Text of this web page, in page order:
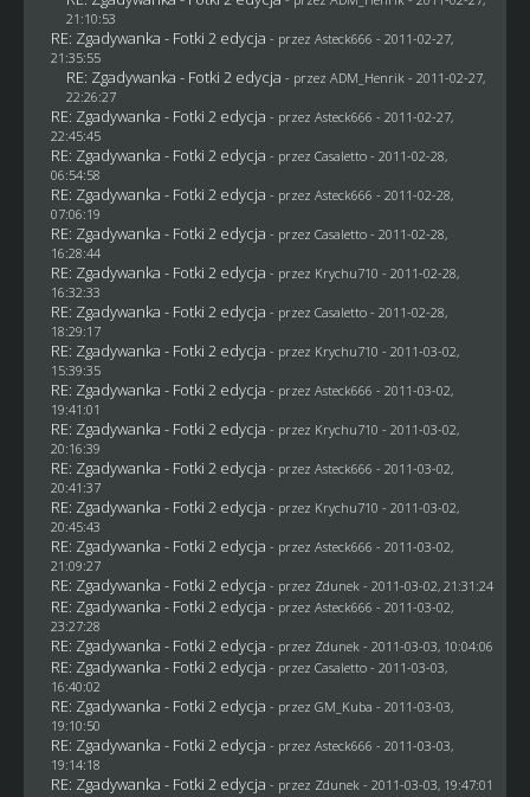
21:10:53
RE: Zgadywanka - Fotki 2 edycja - przez Asteck666 - 2011-02-27,
21:35:55
RE: Zgadywanka - Fotki 2 edycja - przez ADM_Henrik - 2011-02-27,
22:26:27
RE: Zgadywanka - Fotki 2 edycja - przez Asteck666 - 2011-02-27,
22:45:45
RE: Zgadywanka - Fotki 2 edycja - przez Casaletto- 2011-02-28,
06:54:58
RE: Zgadywanka - Fotki 2 edycja - przez Asteck666 - 2011-02-28,
07:06:19
RE: Zgadywanka - Fotki 2 edycja - przez Casaletto- 2011-02-28,
16:28:44
RE: Zgadywanka - Fotki 2 edycja - przez Krychu710 - 2011-02-28,
16:32:33
RE: Zgadywanka - Fotki 2 edycja - przez Casaletto- 2011-02-28,
18:29:17
RE: Zgadywanka - Fotki 2 edycja - przez Krychu710 - 2011-03-02,
15:39:35
RE: Zgadywanka - Fotki 2 edycja - przez Asteck666 - 2011-03-02,
19:41:01
RE: Zgadywanka - Fotki 2 edycja - przez Krychu710 - 2011-03-02,
20:16:39
RE: Zgadywanka - Fotki 2 edycja - przez Asteck666 - 2011-03-02,
20:41:37
RE: Zgadywanka - Fotki 2 edycja - przez Krychu710 - 2011-03-02,
20:45:43
RE: Zgadywanka - Fotki 2 edycja - przez Asteck666 - 2011-03-02,
21:09:27
RE: Zgadywanka - Fotki 2 edycja - przez Zdunek - 2011-03-02, 21:31:24
RE: Zgadywanka - Fotki 2 edycja - przez Asteck666 - 2011-03-02,
23:27:28
RE: Zgadywanka - Fotki 2 edycja - przez Zdunek - 2011-03-03, 10:04:06
RE: Zgadywanka - Fotki 2 edycja - przez Casaletto- 2011-03-03,
16:40:02
RE: Zgadywanka - Fotki 2 edycja - przez GM_Kuba - 2011-03-03,
19:10:50
RE: Zgadywanka - Fotki 2 edycja - przez Asteck666 - 2011-03-03,
19:14:18
RE: Zgadywanka - Fotki 2 edycja - przez Zdunek - 2011-03-03, 19:47:01